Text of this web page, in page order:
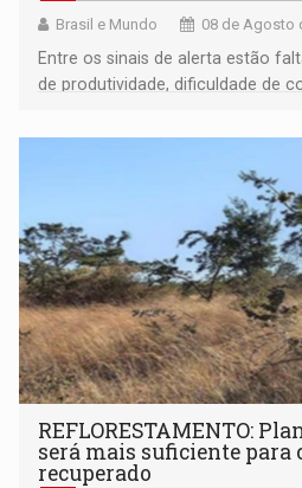
Brasil e Mundo 08 de Agosto
Entre os sinais de alerta estão
de produtividade, dificuldade de
REFLORESTAMENTO:
será mais suficiente para
recuperado